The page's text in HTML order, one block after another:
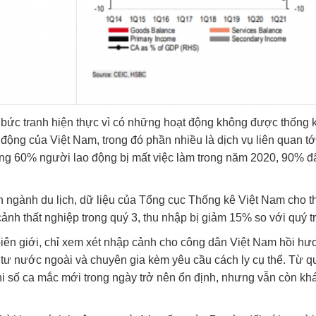
tranh hiện thực vì có những hoạt động không được thống
của Việt Nam, trong đó phần nhiều là dịch vụ liên quan
60% người lao động bị mất việc làm trong năm 2020, 90%
du lịch, dữ liệu của Tổng cục Thống kê Việt Nam cho
thất nghiệp trong quý 3, thu nhập bị giảm 15% so với quý
giới, chỉ xem xét nhập cảnh cho công dân Việt Nam hồi
nước ngoài và chuyên gia kèm yêu cầu cách ly cụ thể. Từ
ca mắc mới trong ngày trở nên ổn định, nhưng vẫn còn